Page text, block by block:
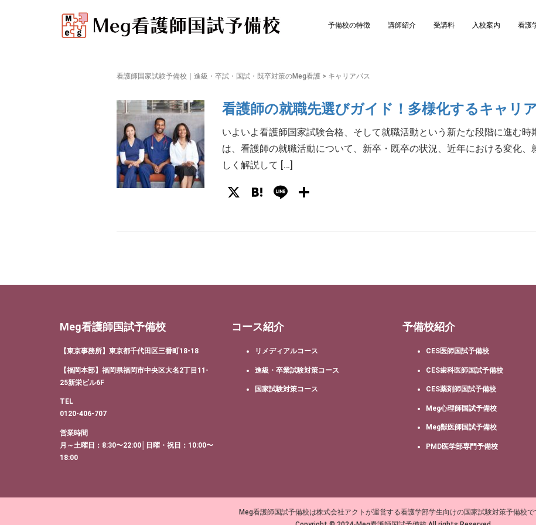
予備校の特徴 講師紹介 受講料 入校案内 看護
看護師国家試験予備校｜進級・卒試・国試・既卒対策のMeg看護 > キャリアパス
看護師の就職先選びガイド！多様化するキャリ
いよいよ看護師国家試験合格、そして就職活動という新たな段階に進む
は、看護師の就職活動について、新卒・既卒の状況、近年における変化
しく解説して […]
X Hatena
Line
Meg看護師国試予備校
【東京事務所】東京都千代田区三番町18-18
【福岡本部】福岡県福岡市中央区大名2丁目11-
25新栄ビル6F
TEL
0120-406-707
営業時間
月～土曜日：8:30〜22:00│日曜・祝日：10:00〜
18:00
コース紹介
リメディアルコース
進級・卒業試験対策コース
国家試験対策コース
予備校紹介
CES医師国試予備校
CES歯科医師国試予備校
CES薬剤師国試予備校
Meg心理師国試予備校
Meg獣医師国試予備校
PMD医学部専門予備校
Meg看護師国試予備校は株式会社アクトが運営する看護学部学生向けの国家試験対策予備校で